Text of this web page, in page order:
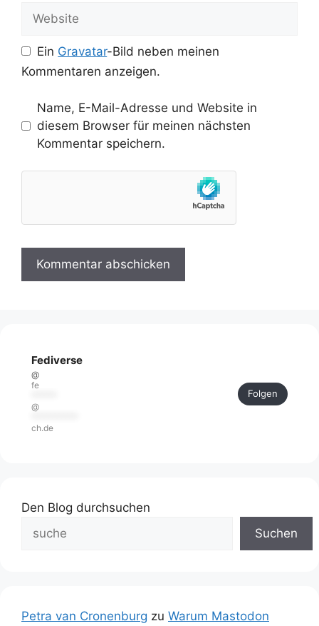
Website
Ein Gravatar-Bild neben meinen
Kommentaren anzeigen.
Name, E-Mail-Adresse und Website in
diesem Browser für meinen nächsten
Kommentar speichern.
Fediverse
@
fe
@
ch.de
Folgen
Den Blog durchsuchen
Suchen
Petra van Cronenburg zu Warum Mastodon